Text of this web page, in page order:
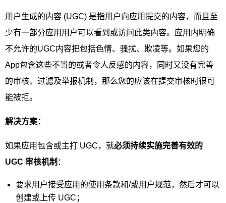
用户生成的内容 (UGC) 是指用户向应用提交的内容，而且至
少有一部分应用用户可以看到或访问此类内容。应用内明确
不允许的UGC内容把包括色情、骚扰、欺凌等。如果您的
App包含这些不当的或者令人反感的内容，同时又没有完善
的审核、过滤及举报机制，那么您的应该在提交审核时很可
能被拒。
解决方案：
如果应用包含或主打 UGC，就必须持续实施完善有效的
UGC 审核机制 ：
要求用户接受应用的使用条款和/或用户规范，然后才可以
创建或上传 UGC；